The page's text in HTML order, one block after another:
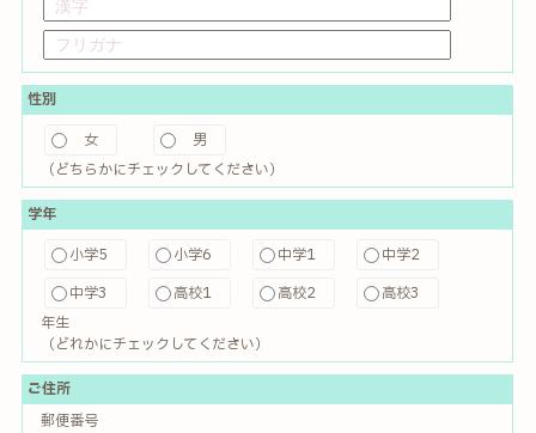
性別
女
男
（どちらかにチェックしてください）
学年
小学5
小学6 中学1
中学2
中学3
高校1 高校2
高校3
年生
（どれかにチェックしてください）
ご住所
郵便番号